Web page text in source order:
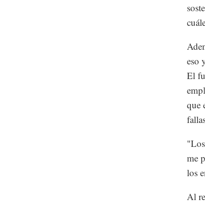
eso
El
que
me
los
Al